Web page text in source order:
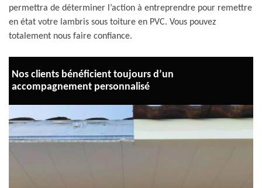
permettra de déterminer l’action à entreprendre pour remettre
en état votre lambris sous toiture en PVC. Vous pouvez
totalement nous faire confiance.
Nos clients bénéficient toujours d’un
accompagnement personnalisé